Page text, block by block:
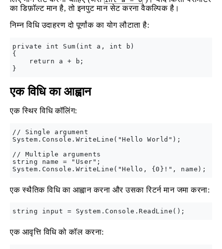
का डिफ़ॉल्ट मान है, तो इनपुट मान सेट करना वैकल्पिक है।
निम्न विधि उदाहरण दो पूर्णांक का योग लौटाता है:
private int Sum(int a, int b)
{
    return a + b;
एक विधि का आह्वान
एक स्थिर विधि कॉलिंग:
// Single argument
System.Console.WriteLine("Hello World");
// Multiple arguments
string name = "User";
एक स्थैतिक विधि का आह्वान करना और उसका रिटर्न मान जमा करना:
एक आवृत्ति विधि को कॉल करना: